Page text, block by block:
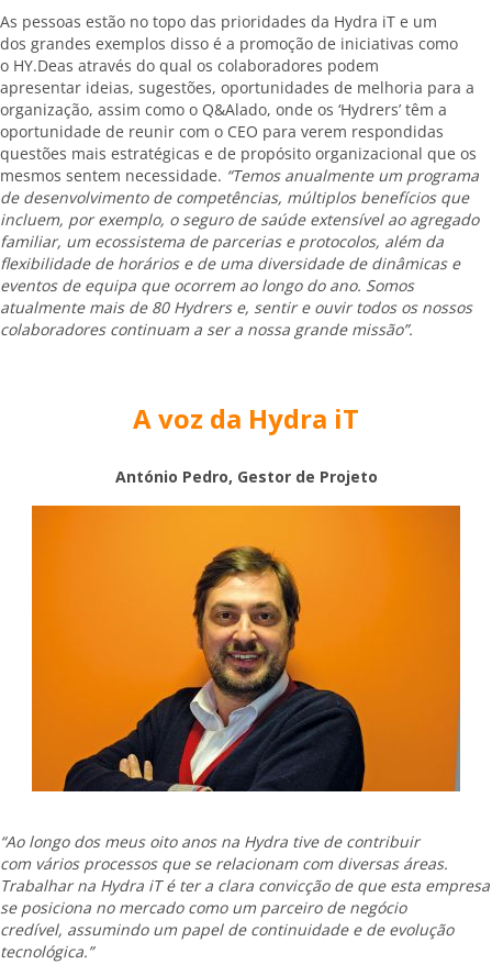
As pessoas estão no topo das prioridades da Hydra iT e um
dos grandes exemplos disso é a promoção de iniciativas como
o HY.Deas através do qual os colaboradores podem
apresentar ideias, sugestões, oportunidades de melhoria para a
organização, assim como o Q&Alado, onde os ‘Hydrers’ têm a
oportunidade de reunir com o CEO para verem respondidas
questões mais estratégicas e de propósito organizacional que os
mesmos sentem necessidade. “Temos anualmente um programa
de desenvolvimento de competências, múltiplos benefícios que
incluem, por exemplo, o seguro de saúde extensível ao agregado
familiar, um ecossistema de parcerias e protocolos, além da
flexibilidade de horários e de uma diversidade de dinâmicas e
eventos de equipa que ocorrem ao longo do ano. Somos
atualmente mais de 80 Hydrers e, sentir e ouvir todos os nossos
colaboradores continuam a ser a nossa grande missão”.
A voz da Hydra iT
António Pedro, Gestor de Projeto
“Ao longo dos meus oito anos na Hydra tive de contribuir
com vários processos que se relacionam com diversas áreas.
Trabalhar na Hydra iT é ter a clara convicção de que esta empresa
se posiciona no mercado como um parceiro de negócio
credível, assumindo um papel de continuidade e de evolução
tecnológica.”